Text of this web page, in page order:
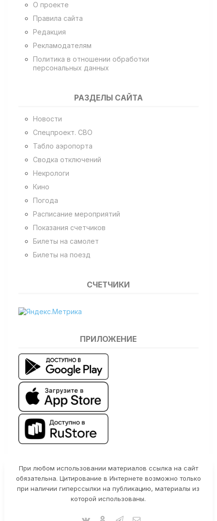
О проекте
Правила сайта
Редакция
Рекламодателям
Политика в отношении обработки
персональных данных
РАЗДЕЛЫ САЙТА
Новости
Спецпроект. СВО
Табло аэропорта
Сводка отключений
Некрологи
Кино
Погода
Расписание мероприятий
Показания счетчиков
Билеты на самолет
Билеты на поезд
СЧЕТЧИКИ
ПРИЛОЖЕНИЕ
При любом использовании материалов ссылка на сайт
обязательна. Цитирование в Интернете возможно только
при наличии гиперссылки на публикацию, материалы из
которой использованы.